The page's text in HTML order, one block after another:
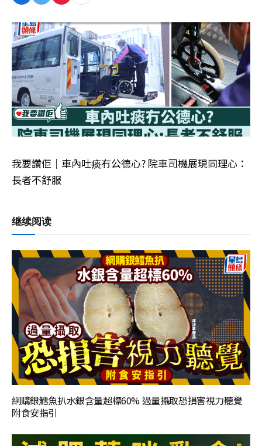
我要讚佢｜車內吐痰冇公德心? 院車司機展現同理心：
長者不舒服
继续阅读
網購銀鱈魚扒水銀含量超標60% 過量攝取恐損害視力聽覺
附食安指引